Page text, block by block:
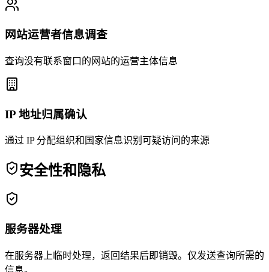
网站运营者信息调查
查询没有联系窗口的网站的运营主体信息
IP 地址归属确认
通过 IP 分配组织和国家信息识别可疑访问的来源
安全性和隐私
服务器处理
在服务器上临时处理，返回结果后即销毁。仅发送查询所需的
信息。